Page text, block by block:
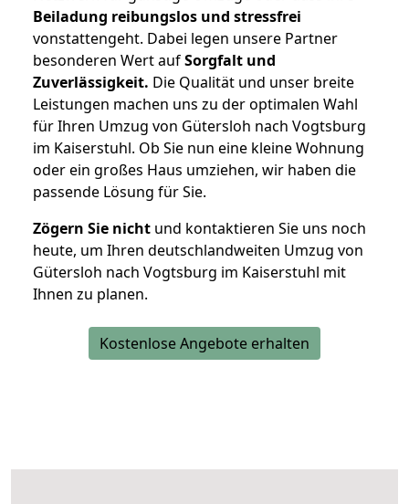
Beiladung reibungslos und stressfrei
vonstattengeht. Dabei legen unsere Partner
besonderen Wert aufSorgfalt und
Zuverlässigkeit. Die Qualität und unser breite
Leistungen machen uns zu der optimalen Wahl
für Ihren Umzug von Gütersloh nach Vogtsburg
im Kaiserstuhl. Ob Sie nun eine kleine Wohnung
oder ein großes Haus umziehen, wir haben die
passende Lösung für Sie.
Zögern Sie nicht und kontaktieren Sie uns noch
heute, um Ihren deutschlandweiten Umzug von
Gütersloh nach Vogtsburg im Kaiserstuhl mit
Ihnen zu planen.
Kostenlose Angebote erhalten